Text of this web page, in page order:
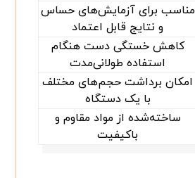
مناسب برای آزمایش‌های حساس
و نتایج قابل اعتماد
کاهش خستگی دست هنگام
استفاده طولانی‌مدت
امکان برداشت حجم‌های مختلف
با یک دستگاه
ساخته‌شده از مواد مقاوم و
باکیفیت